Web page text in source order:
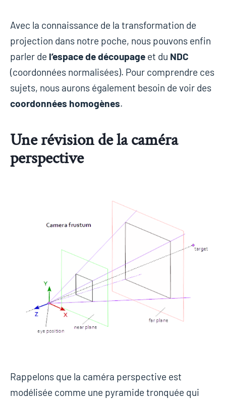
Avec la connaissance de la transformation de
projection dans notre poche, nous pouvons enfin
parler de l’espace de découpage et du NDC
(coordonnées normalisées). Pour comprendre ces
sujets, nous aurons également besoin de voir des
coordonnées homogènes.
Une révision de la caméra
perspective
Rappelons que la caméra perspective est
modélisée comme une pyramide tronquée qui